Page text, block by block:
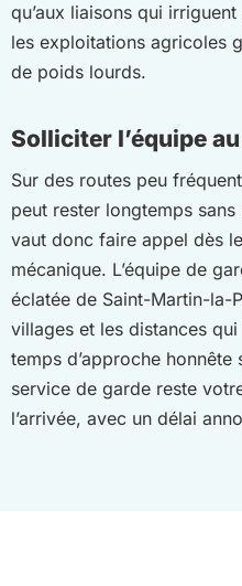
qu’aux liaisons qui
les exploitations agricoles
de poids lourds.
Solliciter l’équipe
Sur des routes peu
peut rester longtemps
vaut donc faire appel dès
mécanique. L’équipe de
éclatée de Saint-Martin-la-
villages et les distances
temps d’approche
service de garde reste
l’arrivée, avec un délai